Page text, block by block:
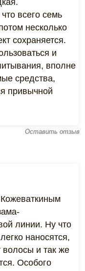
всего семь
несколько
сохраняется.
и
вполне
средства,
привычной
Оставить отзыв
линии. Ну что
наносятся,
и так же
Особого